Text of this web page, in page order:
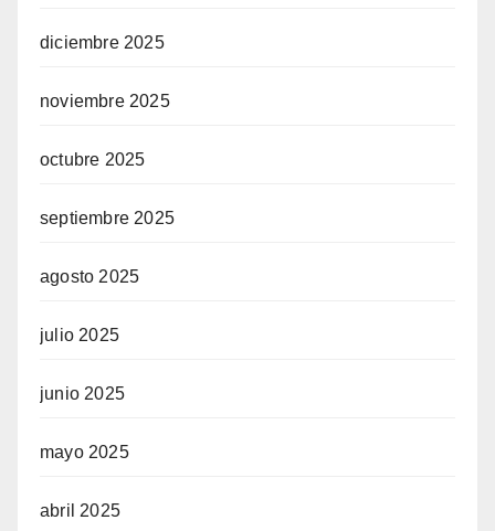
diciembre 2025
noviembre 2025
octubre 2025
septiembre 2025
agosto 2025
julio 2025
junio 2025
mayo 2025
abril 2025